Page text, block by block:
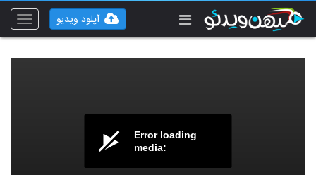
Toggle
آپلود ویدیو
Error loading
media: